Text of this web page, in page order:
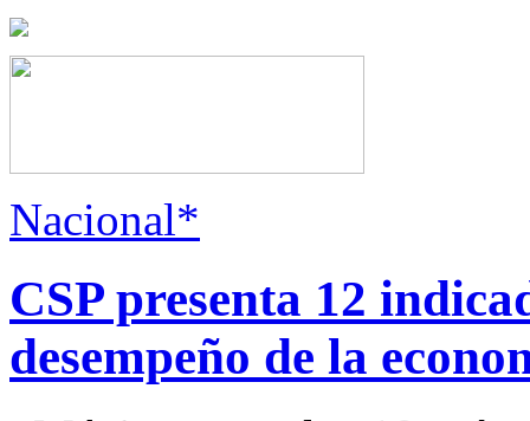
Nacional*
CSP presenta 12
desempeño de la